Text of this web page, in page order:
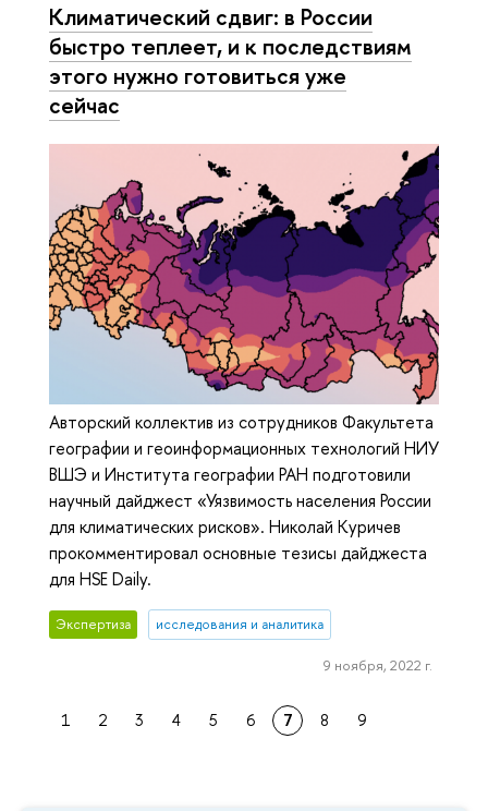
Климатический сдвиг: в России
быстро теплеет, и к последствиям
этого нужно готовиться уже
сейчас
Авторский коллектив из сотрудников Факультета
географии и геоинформационных технологий НИУ
ВШЭ и Института географии РАН подготовили
научный дайджест «Уязвимость населения России
для климатических рисков». Николай Куричев
прокомментировал основные тезисы дайджеста
для HSE Daily.
Экспертиза исследования и аналитика
9 ноября, 2022 г.
1 2 3 4 5 6 7 8 9